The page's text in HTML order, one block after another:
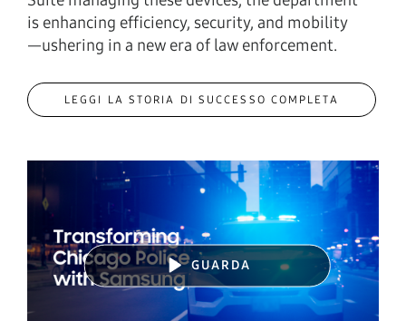
is enhancing efficiency, security, and mobility
—ushering in a new era of law enforcement.
LEGGI LA STORIA DI SUCCESSO COMPLETA
GUARDA